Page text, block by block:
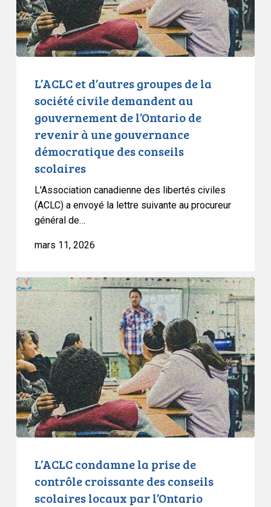
civile
demandent
au
revenir
gouvernance
démocratique
conseils
L’ACLC et d’autres groupes de la
société civile demandent au
gouvernement de l’Ontario de
revenir à une gouvernance
démocratique des conseils
scolaires
L'Association canadienne des libertés civiles
(ACLC) a envoyé la lettre suivante au procureur
général de…
mars 11, 2026
L’ACLC
condamne
la
prise
de
contrôle
croissante
des
conseils
scolaires
locaux
l’Ontario
L’ACLC condamne la prise de
contrôle croissante des conseils
scolaires locaux par l’Ontario